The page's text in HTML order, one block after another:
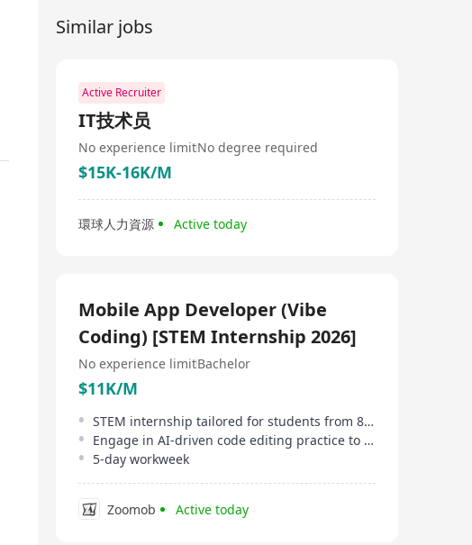
Similar jobs
Active Recruiter
IT技术员
No experience limitNo degree required
$15K-16K/M
環球人力資源 Active today
Mobile App Developer (Vibe
Coding) [STEM Internship 2026]
No experience limitBachelor
$11K/M
STEM internship tailored for students from 8 designated institutions in HK
Engage in AI-driven code editing practice to expedite development processes
5-day workweek
Zoomob Active today